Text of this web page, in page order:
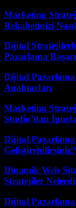
Marketing
Rekabetinizi
Dijital
Pazarlama
Dijital Pazarlama
Anahtarları
Marketing
Studio’dan
Dijital
Geliştirebilirsiniz?
Dinamik Web
Stratejiler
Dijital